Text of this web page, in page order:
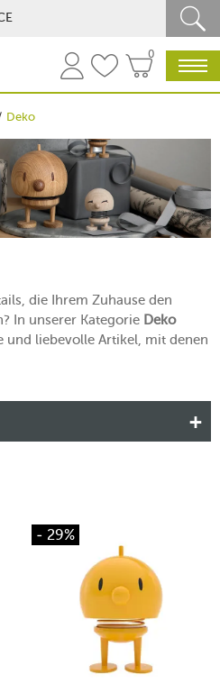
0
Deko
die Ihrem Zuhause den
In unserer Kategorie Deko
und liebevolle Artikel, mit denen
Vom originellen
- 29%